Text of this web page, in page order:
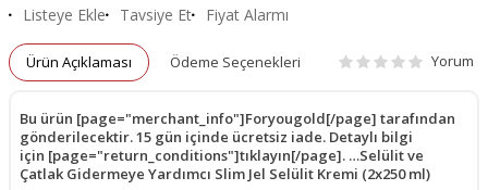
Listeye Ekle Tavsiye Et Fiyat Alarmı
Ürün Açıklaması Ödeme Seçenekleri Yorum
Bu ürün [page="merchant_info"]Foryougold[/page] tarafından
gönderilecektir. 15 gün içinde ücretsiz iade. Detaylı bilgi
için [page="return_conditions"]tıklayın[/page]. …Selülit ve
Çatlak Gidermeye Yardımcı Slim Jel Selülit Kremi (2x250 ml)